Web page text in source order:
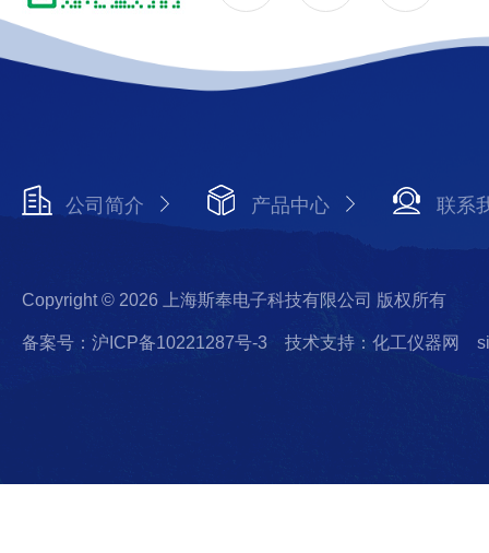
公司简介 产品中心 联系
Copyright © 2026 上海斯奉电子科技有限公司 版权所有
备案号：沪ICP备10221287号-3 技术支持：化工仪器网